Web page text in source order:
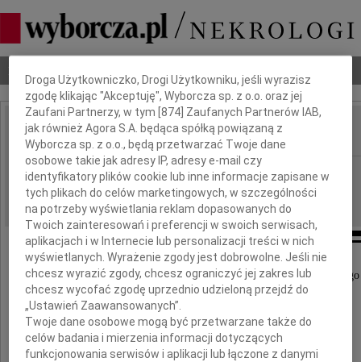
IMIĘ I NAZWISKO:
REGION:
DATA EMISJI: 12.10.2018
Z głębokim smutkiem i żalem żegnamy naszego
Drogiego Kolegę
Dbamy o Twoją prywatność
Droga Użytkowniczko, Drogi Użytkowniku, jeśli wyrazisz
zgodę klikając "Akceptuję", Wyborcza sp. z o.o. oraz jej
Zaufani Partnerzy, w tym [874 ] Zaufanych Partnerów IAB,
jak również Agora S.A. będąca spółką powiązaną z
Wyborcza sp. z o.o., będą przetwarzać Twoje dane
osobowe takie jak adresy IP, adresy e-mail czy
identyfikatory plików cookie lub inne informacje zapisane w
tych plikach do celów marketingowych, w szczególności
na potrzeby wyświetlania reklam dopasowanych do
Twoich zainteresowań i preferencji w swoich serwisach,
aplikacjach i w Internecie lub personalizacji treści w nich
wyświetlanych. Wyrażenie zgody jest dobrowolne. Jeśli nie
chcesz wyrazić zgody, chcesz ograniczyć jej zakres lub
chcesz wycofać zgodę uprzednio udzieloną przejdź do
„Ustawień Zaawansowanych”.
Twoje dane osobowe mogą być przetwarzane także do
celów badania i mierzenia informacji dotyczących
funkcjonowania serwisów i aplikacji lub łączone z danymi